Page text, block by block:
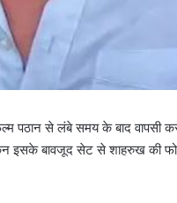
पठान से लंबे समय के बाद
इसके बावजूद सेट से शाहरुख की